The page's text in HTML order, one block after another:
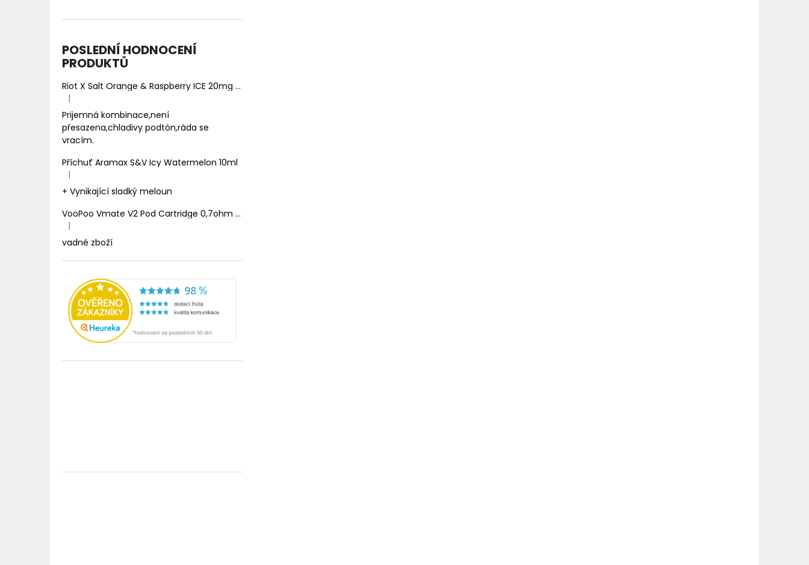
POSLEDNÍ HODNOCENÍ
PRODUKTŮ
Riot X Salt Orange & Raspberry ICE 20mg
Ledový pomeranč a malina
Hodnocení produktu je 5 z 5 hvězdiček.
|
Prijemná kombinace,není
přesazena,chladivy podtón,ráda se
vracím.
Příchuť Aramax S&V Icy Watermelon 10ml
Hodnocení produktu je 5 z 5 hvězdiček.
|
+ Vynikající sladký meloun
VooPoo Vmate V2 Pod Cartridge 0,7ohm 2ml
Hodnocení produktu je 1 z 5 hvězdiček.
|
vadné zboží